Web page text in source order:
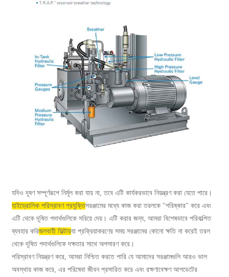
যদিও দূষণ সম্পূর্ণরূপে নির্মূল করা যায় না, তবে এটি কার্যকরভাবে নিয়ন্ত্রণ করা যেতে পারে।
হাইড্রোলিক পরিস্রাবণ প্রযুক্তিসরঞ্জামের মধ্যে কাজ করা তরলকে "পরিষ্কার" করে এবং
এটি থেকে দূষিত পদার্থগুলিকে সরিয়ে দেয়। এটি করার জন্য, আমরা বিশেষভাবে পরিকল্পিত
ব্যবহার করিজলবাহী ফিল্টারযা প্রক্রিয়াকরণের সময় সরঞ্জামের কোনো ক্ষতি না করেই তরল
থেকে দূষিত পদার্থগুলিকে দক্ষতার সাথে অপসারণ করে।
পরিস্রাবণ নিয়ন্ত্রণ করে, আমরা নিশ্চিত করতে পারি যে আমাদের সরঞ্জামগুলি আরও ভাল
অবস্থায় কাজ করে, এর পরিষেবা জীবন প্রসারিত করে এবং রক্ষণাবেক্ষণ আপডেটের